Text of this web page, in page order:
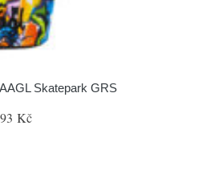
Skatepark GRS
Kč